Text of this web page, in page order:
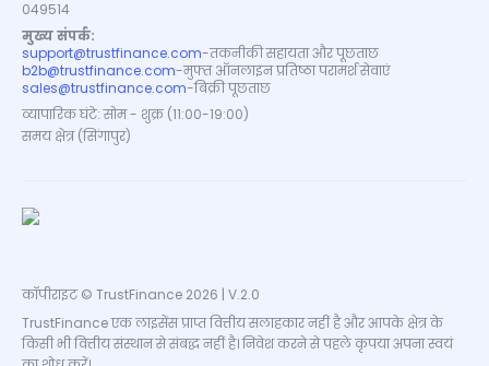
049514
मुख्य संपर्क:
support@trustfinance.com-तकनीकी सहायता और पूछताछ
b2b@trustfinance.com-मुफ्त ऑनलाइन प्रतिष्ठा परामर्श सेवाएं
sales@trustfinance.com-बिक्री पूछताछ
व्यापारिक घंटे: सोम - शुक्र (11:00-19:00)
समय क्षेत्र (सिंगापुर)
कॉपीराइट © TrustFinance 2026 | V.2.0
TrustFinance एक लाइसेंस प्राप्त वित्तीय सलाहकार नहीं है और आपके क्षेत्र के
किसी भी वित्तीय संस्थान से संबद्ध नहीं है। निवेश करने से पहले कृपया अपना स्वयं